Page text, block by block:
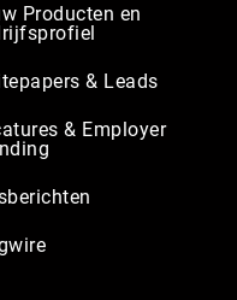
Producten en
& Leads
& Employer